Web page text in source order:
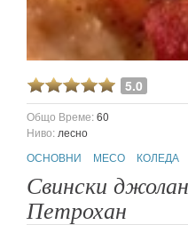
5.0
Общо Време:60
Ниво: лесно
ОСНОВНИ
МЕСО КОЛЕДА
Свински
Петрохан